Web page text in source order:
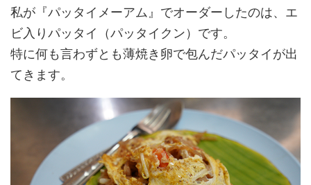
私が『パッタイメーアム』でオーダーしたのは、エ
ビ入りパッタイ（パッタイクン）です。
特に何も言わずとも薄焼き卵で包んだパッタイが出
てきます。